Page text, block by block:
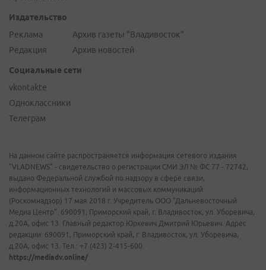
Издательство
Реклама
Редакция
Архив газеты "Владивосток"
Архив новостей
Социальные сети
vkontakte
Одноклассники
Телеграм
На данном сайте распространяется информация сетевого издания
"VLADNEWS" - свидетельство о регистрации СМИ ЭЛ № ФС 77 - 72742,
выдано Федеральной службой по надзору в сфере связи,
информационных технологий и массовых коммуникаций
(Роскомнадзор) 17 мая 2018 г. Учредитель ООО "Дальневосточный
Медиа Центр". 690091, Приморский край, г. Владивосток, ул. Уборевича,
д.20А, офис 13. Главный редактор Юркевич Дмитрий Юрьевич. Адрес
редакции: 690091, Приморский край, г. Владивосток, ул. Уборевича,
д.20А, офис 13. Тел.: +7 (423) 2-415-600.
https://mediadv.online/